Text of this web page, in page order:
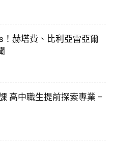
！赫塔費、比利亞雷亞爾
高中職生提前探索專業 –